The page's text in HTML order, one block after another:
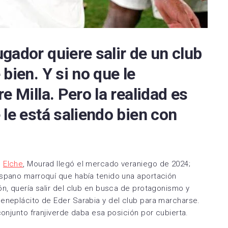
Utebo FC
quiere salir de un club
Y si no que le
Milla. Pero la realidad es
está saliendo bien con
Elche, Mourad llegó el mercado veraniego de 2024;
marroquí que había tenido una aportación
quería salir del club en busca de protagonismo y
de Eder Sarabia y del club para marcharse.
franjiverde daba esa posición por cubierta.